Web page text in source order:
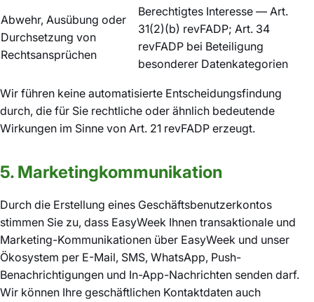
Abwehr, Ausübung oder
Durchsetzung von
Rechtsansprüchen
Berechtigtes Interesse — Art.
31(2)(b) revFADP; Art. 34
revFADP bei Beteiligung
besonderer Datenkategorien
Wir führen keine automatisierte Entscheidungsfindung
durch, die für Sie rechtliche oder ähnlich bedeutende
Wirkungen im Sinne von Art. 21 revFADP erzeugt.
5. Marketingkommunikation
Durch die Erstellung eines Geschäftsbenutzerkontos
stimmen Sie zu, dass EasyWeek Ihnen transaktionale und
Marketing-Kommunikationen über EasyWeek und unser
Ökosystem per E-Mail, SMS, WhatsApp, Push-
Benachrichtigungen und In-App-Nachrichten senden darf.
Wir können Ihre geschäftlichen Kontaktdaten auch